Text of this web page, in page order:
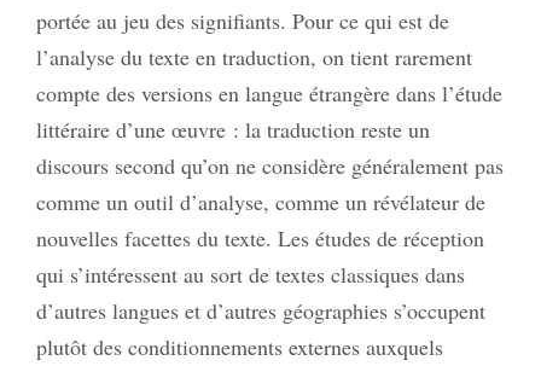
portée au jeu des signifiants. Pour ce qui est de
l’analyse du texte en traduction, on tient rarement
compte des versions en langue étrangère dans l’étude
littéraire d’une œuvre : la traduction reste un
discours second qu’on ne considère généralement pas
comme un outil d’analyse, comme un révélateur de
nouvelles facettes du texte. Les études de réception
qui s’intéressent au sort de textes classiques dans
d’autres langues et d’autres géographies s’occupent
plutôt des conditionnements externes auxquels